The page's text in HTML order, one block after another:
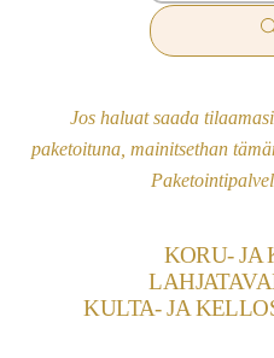
Jos haluat saada
paketoituna, mainitsethan
KORU- JA
KULTA- JA